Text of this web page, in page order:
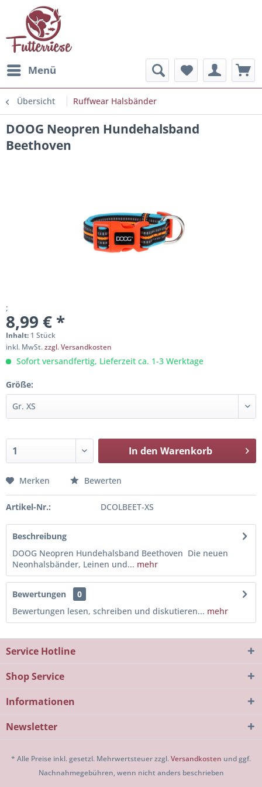
Menü
Übersicht Ruffwear Halsbänder
DOOG Neopren Hundehalsband
Beethoven
;
8,99 € *
Inhalt: 1 Stück
inkl. MwSt.zzgl. Versandkosten
Sofort versandfertig, Lieferzeit ca. 1-3 Werktage
Größe:
In den Warenkorb
Merken Bewerten
Artikel-Nr.: DCOLBEET-XS
Beschreibung
DOOG Neopren Hundehalsband Beethoven Die neuen
Neonhalsbänder, Leinen und... mehr
Bewertungen
0
Bewertungen lesen, schreiben und diskutieren... mehr
Service Hotline
Shop Service
Informationen
Newsletter
* Alle Preise inkl. gesetzl. Mehrwertsteuer zzgl.Versandkosten und ggf.
Nachnahmegebühren, wenn nicht anders beschrieben